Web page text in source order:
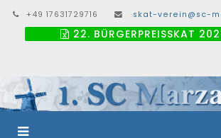
+49 17631729716 skat-verein@sc-
22. BÜRGERPREISSKAT